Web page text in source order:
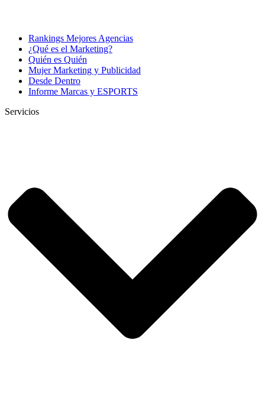
Rankings Mejores Agencias
¿Qué es el Marketing?
Quién es Quién
Mujer Marketing y Publicidad
Desde Dentro
Informe Marcas y ESPORTS
Servicios